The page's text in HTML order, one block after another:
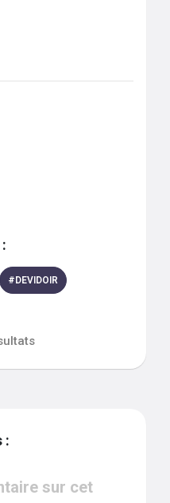
# DEVIDOIR
:
sur cet